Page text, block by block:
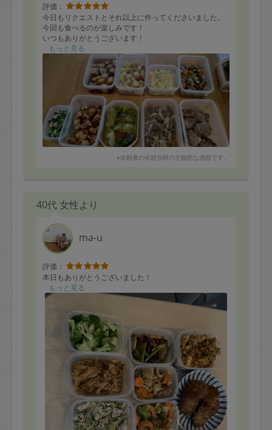
評価：
今日もリクエストとそれ以上に作ってくださいました。
今回も食べるのが楽しみです！
いつもありがとうございます！
もっと見る
※依頼者の依頼当時の主観的な感想です。
40代 女性より
ma-u
評価：
本日もありがとうございました！
もっと見る